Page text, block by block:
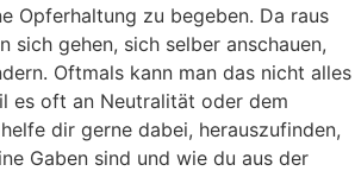
Opferhaltung zu begeben. Da raus
sich gehen, sich selber anschauen,
Oftmals kann man das nicht alles
es oft an Neutralität oder dem
dir gerne dabei, herauszufinden,
Gaben sind und wie du aus der